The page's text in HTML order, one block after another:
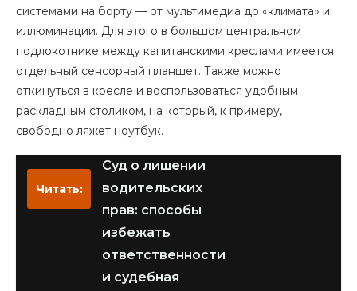
системами на борту — от мультимедиа до «климата» и
иллюминации. Для этого в большом центральном
подлокотнике между капитанскими креслами имеется
отдельный сенсорный планшет. Также можно
откинуться в кресле и воспользоваться удобным
раскладным столиком, на который, к примеру,
свободно ляжет ноутбук.
Читать:
Суд о лишении
водительских
прав: способы
избежать
ответственности
и судебная